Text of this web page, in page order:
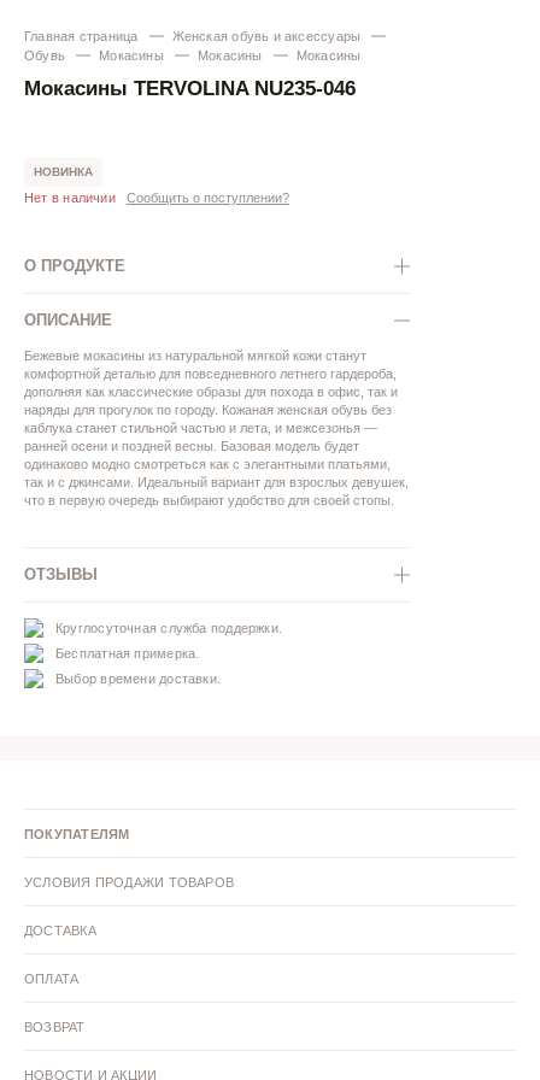
Главная страница
Женская обувь и аксессуары
Обувь
Мокасины Мокасины Мокасины
Мокасины TERVOLINA NU235-046
НОВИНКА
Нет в наличии Сообщить о поступлении?
О ПРОДУКТЕ
ОПИСАНИЕ
Бежевые мокасины из натуральной мягкой кожи станут
комфортной деталью для повседневного летнего гардероба,
дополняя как классические образы для похода в офис, так и
наряды для прогулок по городу. Кожаная женская обувь без
каблука станет стильной частью и лета, и межсезонья —
ранней осени и поздней весны. Базовая модель будет
одинаково модно смотреться как с элегантными платьями,
так и с джинсами. Идеальный вариант для взрослых девушек,
что в первую очередь выбирают удобство для своей стопы.
ОТЗЫВЫ
Круглосуточная служба поддержки.
Бесплатная примерка.
Выбор времени доставки.
ПОКУПАТЕЛЯМ
УСЛОВИЯ ПРОДАЖИ ТОВАРОВ
ДОСТАВКА
ОПЛАТА
ВОЗВРАТ
НОВОСТИ И АКЦИИ